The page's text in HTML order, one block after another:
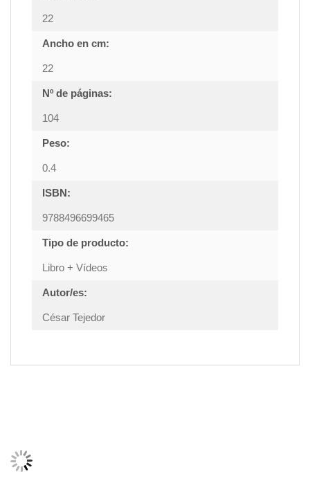
22
Ancho en cm:
22
Nº de páginas:
104
Peso:
0.4
ISBN:
9788496699465
Tipo de producto:
Libro + Vídeos
Autor/es:
César Tejedor